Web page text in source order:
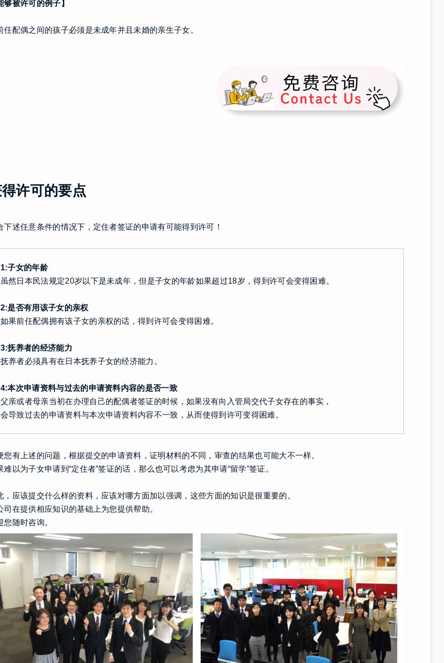
够被许可的例子】
任配偶之间的孩子必须是未成年并且未婚的亲生子女。
许可的要点
下述任意条件的情况下，定住者签证的申请有可能得到许可！
1:子女的年龄
虽然日本民法规定20岁以下是未成年，但是子女的年龄如果超过18岁，得到许可会变得困难。
2:是否有用该子女的亲权
如果前任配偶拥有该子女的亲权的话，得到许可会变得困难。
3:抚养者的经济能力
抚养者必须具有在日本抚养子女的经济能力。
4:本次申请资料与过去的申请资料内容的是否一致
父亲或者母亲当初在办理自己的配偶者签证的时候，如果没有向入管局交代子女存在的事实，
会导致过去的申请资料与本次申请资料内容不一致，从而使得到许可变得困难。
您有上述的问题，根据提交的申请资料，证明材料的不同，审查的结果也可能大不一样。
难以为子女申请到“定住者”签证的话，那么也可以考虑为其申请“留学”签证。
，应该提交什么样的资料，应该对哪方面加以强调，这些方面的知识是很重要的。
司在提供相应知识的基础上为您提供帮助。
您随时咨询。